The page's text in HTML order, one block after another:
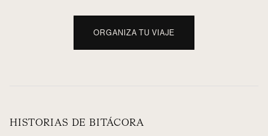
ORGANIZA TU VIAJE
HISTORIAS DE BITÁCORA